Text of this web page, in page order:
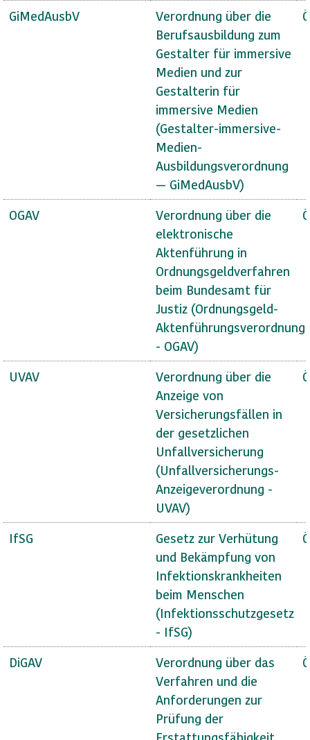
GiMedAusbV
Verordnung über die
Berufsausbildung zum
Gestalter für immersive
Medien und zur
Gestalterin für
immersive Medien
(Gestalter-immersive-
Medien-
Ausbildungsverordnung
— GiMedAusbV)
OGAV
Verordnung über die
elektronische
Aktenführung in
Ordnungsgeldverfahren
beim Bundesamt für
Justiz (Ordnungsgeld-
Aktenführungsverordnung
- OGAV)
UVAV
Verordnung über die
Anzeige von
Versicherungsfällen in
der gesetzlichen
Unfallversicherung
(Unfallversicherungs-
Anzeigeverordnung -
UVAV)
IfSG
Gesetz zur Verhütung
und Bekämpfung von
Infektionskrankheiten
beim Menschen
(Infektionsschutzgesetz
- IfSG)
DiGAV
Verordnung über das
Verfahren und die
Anforderungen zur
Prüfung der